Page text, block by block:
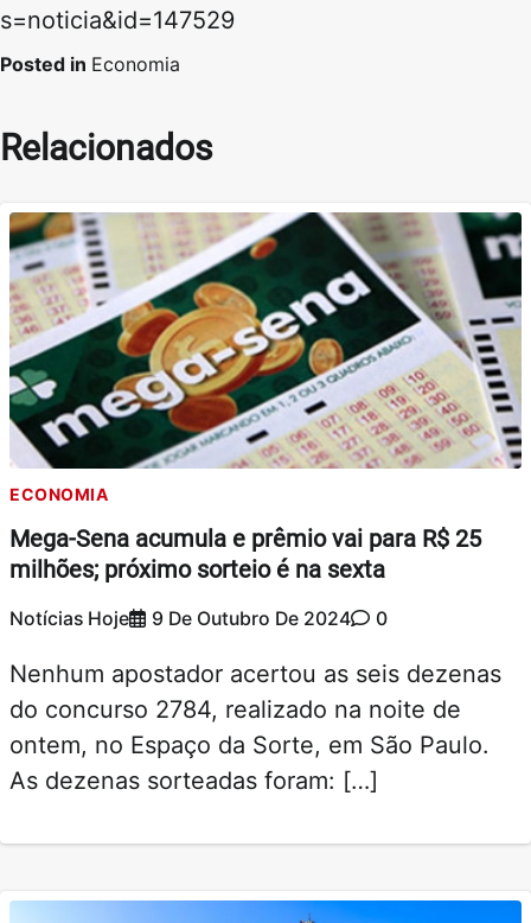
s=noticia&id=147529
Posted in Economia
Relacionados
ECONOMIA
Mega-Sena acumula e prêmio vai para R$ 25
milhões; próximo sorteio é na sexta
Notícias Hoje 9 De Outubro De 2024 0
Nenhum apostador acertou as seis dezenas
do concurso 2784, realizado na noite de
ontem, no Espaço da Sorte, em São Paulo.
As dezenas sorteadas foram: […]